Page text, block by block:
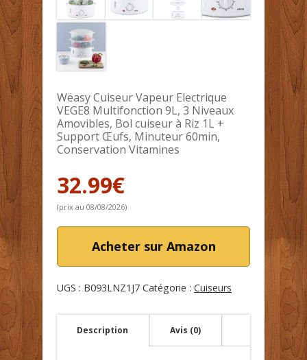
Wëasy Cuiseur Vapeur Electrique
VEGE8 Multifonction 9L, 3 Niveaux
Amovibles, Bol cuiseur à Riz 1L +
Support Œufs, Minuteur 60min,
Conservation Vitamines
32.99€
(prix au 08/08/2026)
Acheter sur Amazon
UGS : B093LNZ1J7 Catégorie : Cuiseurs
Description Avis (0)